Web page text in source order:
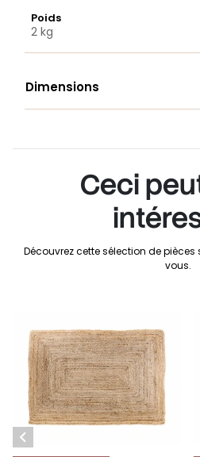
Poids
2 kg
Dimensions
Ceci
Découvrez cette sélection de
vous.
